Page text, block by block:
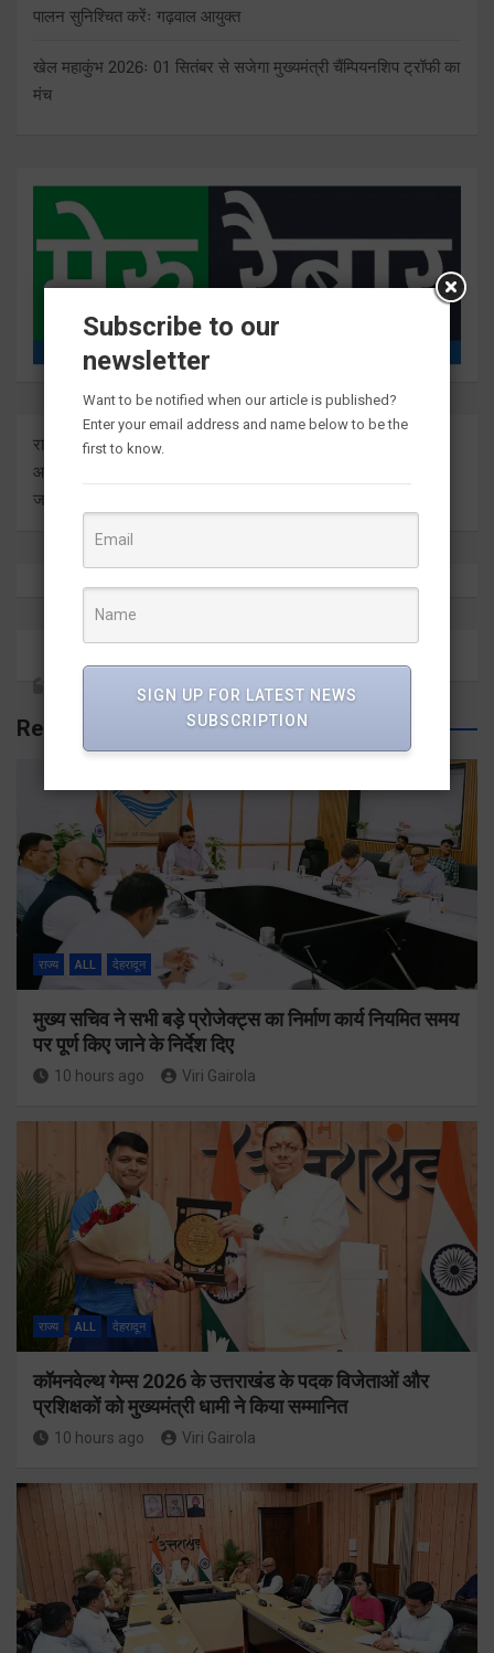
पालन सुनिश्चित करेंः गढ़वाल आयुक्त
खेल महाकुंभ 2026ः 01 सितंबर से सजेगा मुख्यमंत्री चैंम्पियनशिप ट्रॉफी का
मंच
राष्ट्र दुनिया के बारे में प्रत्येक बड़ी ताजा अंतर्दृष्टि को ताज़ा करता है। हम
आपको इसे सीधे मीडिया आउटलेट्स से ज्ञात कराते हुए सबसे हालिया
जानकारी देते हैं।
Related Posts
राज्य ALL देहरादून
मुख्य सचिव ने सभी बड़े प्रोजेक्ट्स का निर्माण कार्य नियमित समय
पर पूर्ण किए जाने के निर्देश दिए
10 hours ago Viri Gairola
राज्य ALL देहरादून
कॉमनवेल्थ गेम्स 2026 के उत्तराखंड के पदक विजेताओं और
प्रशिक्षकों को मुख्यमंत्री धामी ने किया सम्मानित
10 hours ago Viri Gairola
Subscribe to our
newsletter
Want to be notified when our article is published?
Enter your email address and name below to be the
first to know.
SIGN UP FOR LATEST NEWS
SUBSCRIPTION